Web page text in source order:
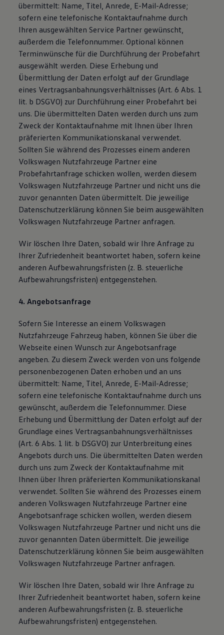
übermittelt: Name, Titel, Anrede, E-Mail-Adresse;
sofern eine telefonische Kontaktaufnahme durch
Ihren ausgewählten Service Partner gewünscht,
außerdem die Telefonnummer. Optional können
Terminwünsche für die Durchführung der Probefahrt
ausgewählt werden. Diese Erhebung und
Übermittlung der Daten erfolgt auf der Grundlage
eines Vertragsanbahnungsverhältnisses (Art. 6 Abs. 1
lit. b DSGVO) zur Durchführung einer Probefahrt bei
uns. Die übermittelten Daten werden durch uns zum
Zweck der Kontaktaufnahme mit Ihnen über Ihren
präferierten Kommunikationskanal verwendet.
Sollten Sie während des Prozesses einem anderen
Volkswagen Nutzfahrzeuge Partner eine
Probefahrtanfrage schicken wollen, werden diesem
Volkswagen Nutzfahrzeuge Partner und nicht uns die
zuvor genannten Daten übermittelt. Die jeweilige
Datenschutzerklärung können Sie beim ausgewählten
Volkswagen Nutzfahrzeuge Partner anfragen.
Wir löschen Ihre Daten, sobald wir Ihre Anfrage zu
Ihrer Zufriedenheit beantwortet haben, sofern keine
anderen Aufbewahrungsfristen (z. B. steuerliche
Aufbewahrungsfristen) entgegenstehen.
4. Angebotsanfrage
Sofern Sie Interesse an einem Volkswagen
Nutzfahrzeuge Fahrzeug haben, können Sie über die
Webseite einen Wunsch zur Angebotsanfrage
angeben. Zu diesem Zweck werden von uns folgende
personenbezogenen Daten erhoben und an uns
übermittelt: Name, Titel, Anrede, E-Mail-Adresse;
sofern eine telefonische Kontaktaufnahme durch uns
gewünscht, außerdem die Telefonnummer. Diese
Erhebung und Übermittlung der Daten erfolgt auf der
Grundlage eines Vertragsanbahnungsverhältnisses
(Art. 6 Abs. 1 lit. b DSGVO) zur Unterbreitung eines
Angebots durch uns. Die übermittelten Daten werden
durch uns zum Zweck der Kontaktaufnahme mit
Ihnen über Ihren präferierten Kommunikationskanal
verwendet. Sollten Sie während des Prozesses einem
anderen Volkswagen Nutzfahrzeuge Partner eine
Angebotsanfrage schicken wollen, werden diesem
Volkswagen Nutzfahrzeuge Partner und nicht uns die
zuvor genannten Daten übermittelt. Die jeweilige
Datenschutzerklärung können Sie beim ausgewählten
Volkswagen Nutzfahrzeuge Partner anfragen.
Wir löschen Ihre Daten, sobald wir Ihre Anfrage zu
Ihrer Zufriedenheit beantwortet haben, sofern keine
anderen Aufbewahrungsfristen (z. B. steuerliche
Aufbewahrungsfristen) entgegenstehen.